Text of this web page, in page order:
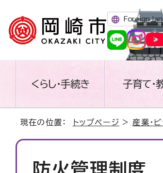
Foreign
くらし・手続き 子育て・
現在の位置： トップページ > 産業・